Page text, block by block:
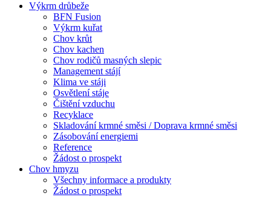
Výkrm drůbeže
BFN Fusion
Výkrm kuřat
Chov krůt
Chov kachen
Chov rodičů masných slepic
Management stájí
Klima ve stáji
Osvětlení stáje
Čištění vzduchu
Recyklace
Skladování krmné směsi / Doprava krmné směsi
Zásobování energiemi
Reference
Žádost o prospekt
Chov hmyzu
Všechny informace a produkty
Žádost o prospekt